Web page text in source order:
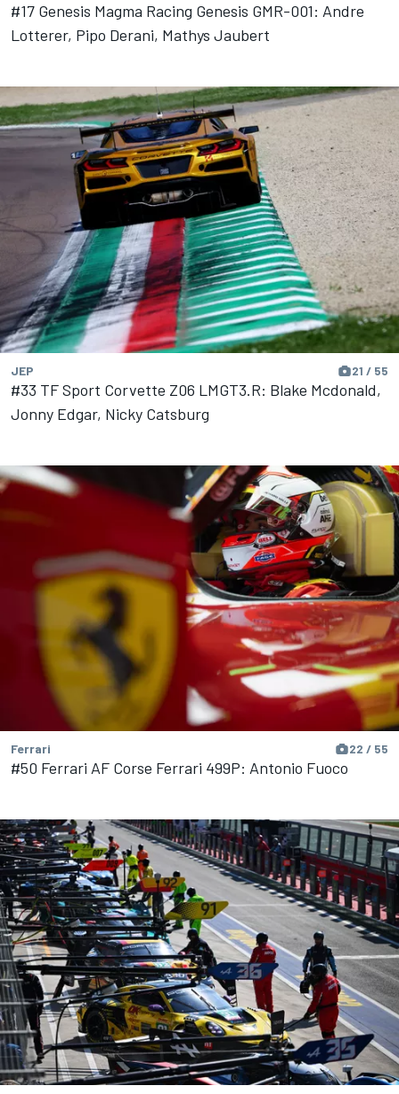
#17 Genesis Magma Racing Genesis GMR-001: Andre
Lotterer, Pipo Derani, Mathys Jaubert
JEP 21 / 55
#33 TF Sport Corvette Z06 LMGT3.R: Blake Mcdonald,
Jonny Edgar, Nicky Catsburg
Ferrari 22 / 55
#50 Ferrari AF Corse Ferrari 499P: Antonio Fuoco